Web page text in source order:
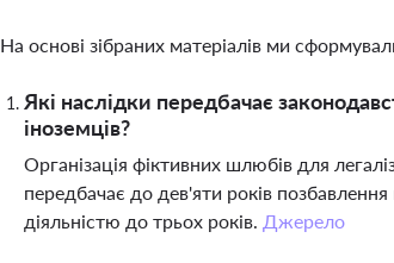
На основі зібраних матеріалів ми
Які наслідки передбачає
іноземців?
Організація фіктивних шлюбів для
передбачає до дев'яти років
діяльністю до трьох років. Джерело